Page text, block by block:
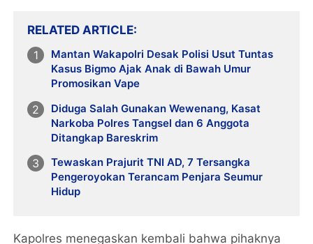
RELATED ARTICLE
Mantan Wakapolri Desak Polisi Usut Tuntas
Kasus Bigmo Ajak Anak di Bawah Umur
Promosikan Vape
Diduga Salah Gunakan Wewenang, Kasat
Narkoba Polres Tangsel dan 6 Anggota
Ditangkap Bareskrim
Tewaskan Prajurit TNI AD, 7 Tersangka
Pengeroyokan Terancam Penjara Seumur
Hidup
Kapolres menegaskan kembali bahwa pihaknya